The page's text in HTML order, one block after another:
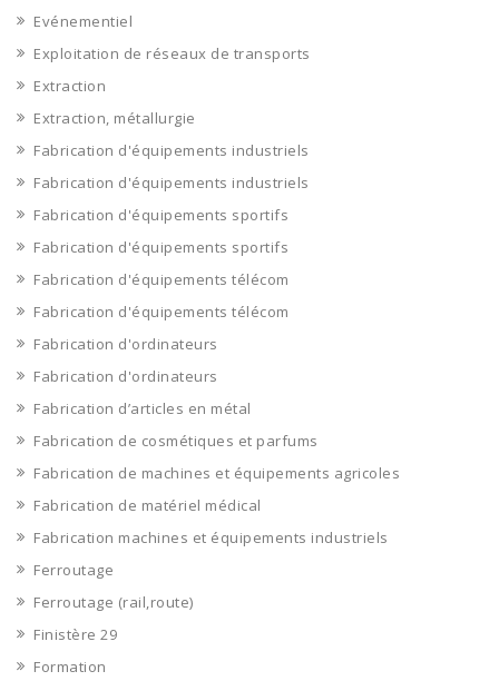
Evénementiel
Exploitation de réseaux de transports
Extraction
Extraction, métallurgie
Fabrication d'équipements industriels
Fabrication d'équipements industriels
Fabrication d'équipements sportifs
Fabrication d'équipements sportifs
Fabrication d'équipements télécom
Fabrication d'équipements télécom
Fabrication d'ordinateurs
Fabrication d'ordinateurs
Fabrication d’articles en métal
Fabrication de cosmétiques et parfums
Fabrication de machines et équipements agricoles
Fabrication de matériel médical
Fabrication machines et équipements industriels
Ferroutage
Ferroutage (rail,route)
Finistère 29
Formation